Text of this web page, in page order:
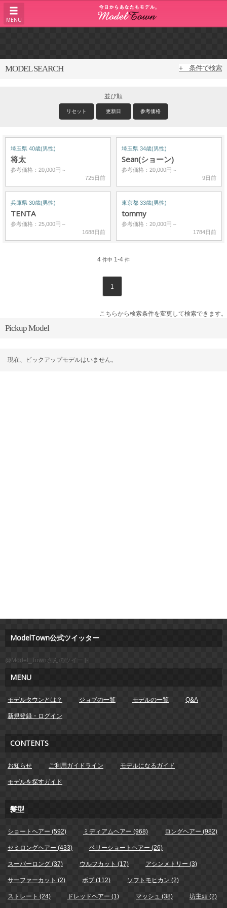
MENU
MODEL SEARCH + 条件で検索
並び順
リセット 更新日 参考価格
埼玉県 40歳(男性)
将太
参考価格：20,000円～
725日前
埼玉県 34歳(男性)
Sean(ショーン)
参考価格：20,000円～
9日前
兵庫県 30歳(男性)
TENTA
参考価格：25,000円～
1688日前
東京都 33歳(男性)
tommy
参考価格：20,000円～
1784日前
4 件中 1-4 件
1
こちらから検索条件を変更して検索できます。
Pickup Model
現在、ピックアップモデルはいません。
ModelTown公式ツイッター
@Model_Townさんのツイート
MENU
モデルタウンとは？ ジョブの一覧 モデルの一覧 Q&A
新規登録・ログイン
CONTENTS
お知らせ ご利用ガイドライン モデルになるガイド
モデルを探すガイド
髪型
ショートヘアー (592) ミディアムヘアー (968) ロングヘアー (982)
セミロングヘアー (433) ベリーショートヘアー (26)
スーパーロング (37) ウルフカット (17) アシンメトリー (3)
サーファーカット (2) ボブ (112) ソフトモヒカン (2)
ストレート (24) ドレッドヘアー (1) マッシュ (38) 坊主頭 (2)